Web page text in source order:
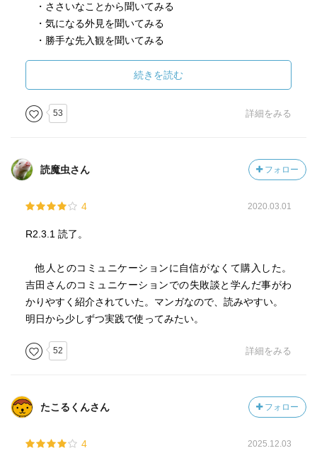
・ささいなことから聞いてみる
・気になる外見を聞いてみる
・勝手な先入観を聞いてみる
・具体的な質問を重ねる
３，間を２秒以上空けない（深く考えずゲーム感覚でとに
かく質問）
４，いじられる人になる（いじられてもムッとしないで乗
５，欠点がキャラになる
→人と話すのが楽になる』
人との会話を楽しめるとそれだけで人生明るくなります
・先入観をぶつける。先入観が間違っていたとき、人は
よく話してくれる。
・人はエピソード集。読み物と考える。
とか…ちょっとやってみようかなって思えることもあり
続きを読む
53 詳細をみる
読魔虫さん フォロー
4 2020.03.01
R2.3.1 読了。
他人とのコミュニケーションに自信がなくて購入した。
吉田さんのコミュニケーションでの失敗談と学んだ事がわ
かりやすく紹介されていた。マンガなので、読みやすい。
明日から少しずつ実践で使ってみたい。
52 詳細をみる
たこるくんさん フォロー
4 2025.12.03